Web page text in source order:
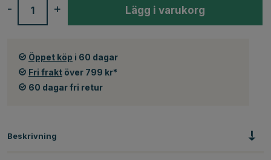
+
- Lägg i varukorg
Öppet köp i 60 dagar
Fri frakt över 799 kr*
60 dagar fri retur
Beskrivning